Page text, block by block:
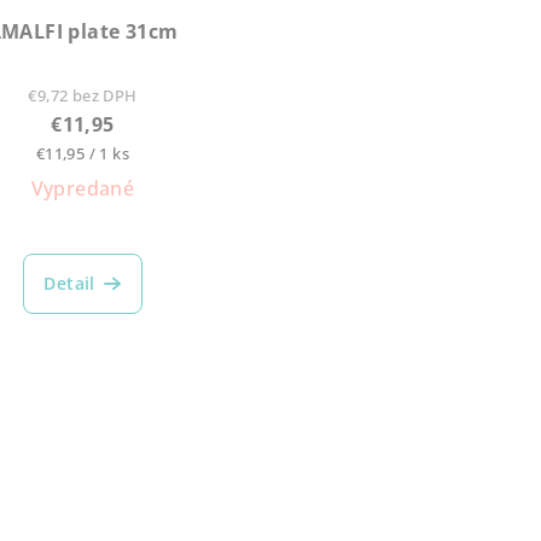
plate 31cm
€9,72 bez DPH
€11,95
Jednotková
cena:
€11,95 / 1 ks
Vypredané
Detail